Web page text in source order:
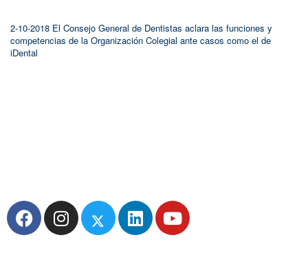
2-10-2018 El Consejo General de Dentistas aclara las funciones y
competencias de la Organización Colegial ante casos como el de
iDental